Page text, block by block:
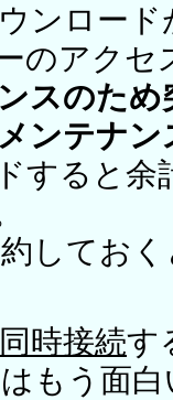
ンロー
のアクセ
スのため
メンテナ
すると余
してお
時接続す
もう面